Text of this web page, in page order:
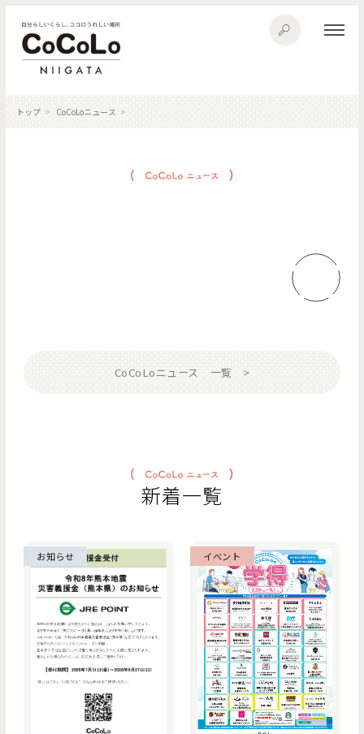
トップ CoCoLoニュース
CoCoLoニュース 一覧
新着一覧
お知らせ イベント